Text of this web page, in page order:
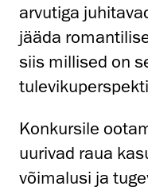
arvutiga
jääda
siis millised on
Konkursile
uurivad raua
võimalusi ja